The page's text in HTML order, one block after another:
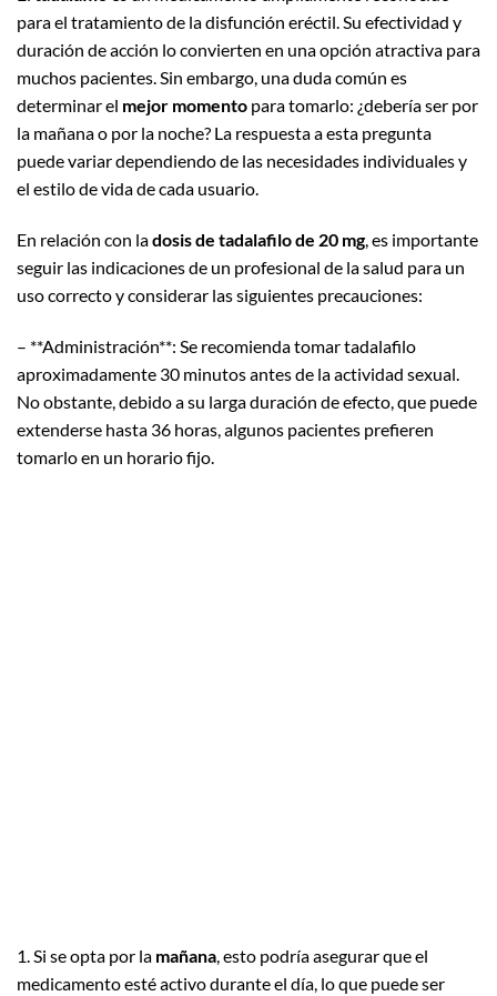
para el tratamiento de la disfunción eréctil. Su efectividad y
duración de acción lo convierten en una opción atractiva para
muchos pacientes. Sin embargo, una duda común es
determinar el mejor momento para tomarlo: ¿debería ser por
la mañana o por la noche? La respuesta a esta pregunta
puede variar dependiendo de las necesidades individuales y
el estilo de vida de cada usuario.
En relación con ladosis de tadalafilo de 20 mg, es importante
seguir las indicaciones de un profesional de la salud para un
uso correcto y considerar las siguientes precauciones:
– **Administración**: Se recomienda tomar tadalafilo
aproximadamente 30 minutos antes de la actividad sexual.
No obstante, debido a su larga duración de efecto, que puede
extenderse hasta 36 horas, algunos pacientes prefieren
tomarlo en un horario fijo.
1. Si se opta por la mañana , esto podría asegurar que el
medicamento esté activo durante el día, lo que puede ser